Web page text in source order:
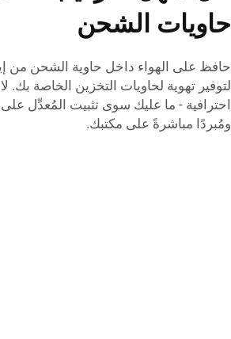
حاويات الشحن
حافظ على الهواء داخل حاوية الشحن من
لتوفير تهوية لحاويات التخزين الخاصة
احترافية - ما عليك سوى تثبيت المُعدِّل
ومُبردًا مباشرةً على مكتبك.